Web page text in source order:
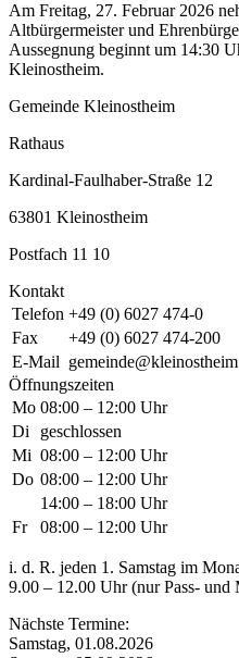
Am Freitag, 27. Februar 2026
Altbürgermeister und
Aussegnung beginnt um 14:30
Kleinostheim.
Gemeinde Kleinostheim
Rathaus
Kardinal-Faulhaber-Straße 12
63801 Kleinostheim
Postfach 11 10
Kontakt
Telefon +49 (0) 6027 474-0
Fax
+49 (0) 6027 474-200
E-Mail
Öffnungszeiten
Mo 08:00 – 12:00 Uhr
Di
geschlossen
Mi 08:00 – 12:00 Uhr
Do 08:00 – 12:00 Uhr
14:00 – 18:00 Uhr
Fr
08:00 – 12:00 Uhr
i. d. R. jeden 1. Samstag im
9.00 – 12.00 Uhr (nur Pass- und
Nächste Termine:
Samstag, 01.08.2026